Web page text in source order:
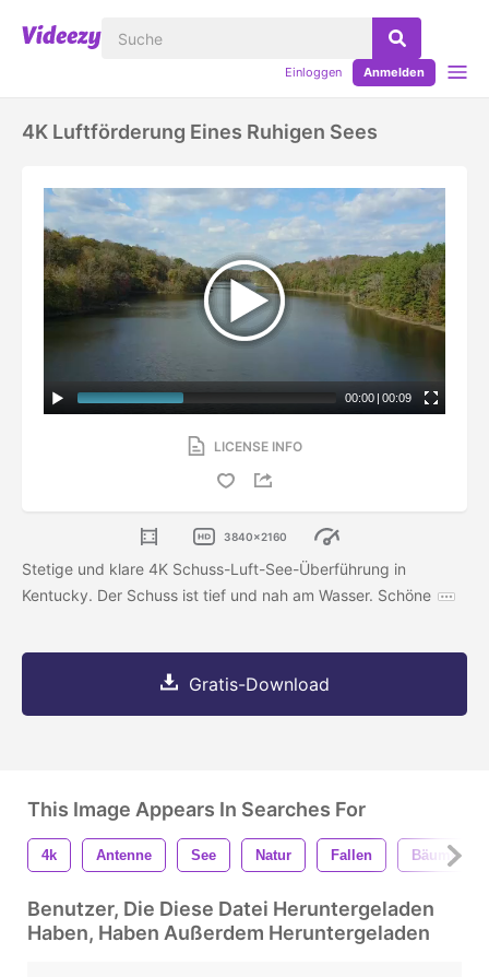
Einloggen Anmelden
4K Luftförderung Eines Ruhigen Sees
00:00 | 00:09
LICENSE INFO
3840x2160
Stetige und klare 4K Schuss-Luft-See-Überführung in
Kentucky. Der Schuss ist tief und nah am Wasser. Schöne
Gratis-Download
This Image Appears In Searches For
4k Antenne See Natur Fallen Bäume
Benutzer, Die Diese Datei Heruntergeladen
Haben, Haben Außerdem Heruntergeladen